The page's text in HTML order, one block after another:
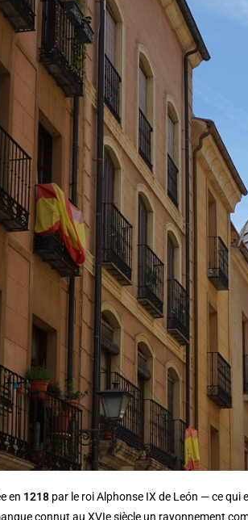
en 1218 par le roi Alphonse IX de León — ce qui
connut au XVIe siècle un rayonnement